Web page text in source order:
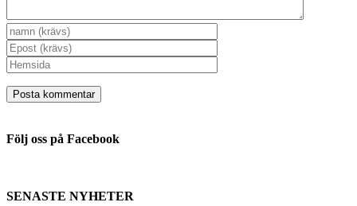
Följ oss på Facebook
SENASTE NYHETER